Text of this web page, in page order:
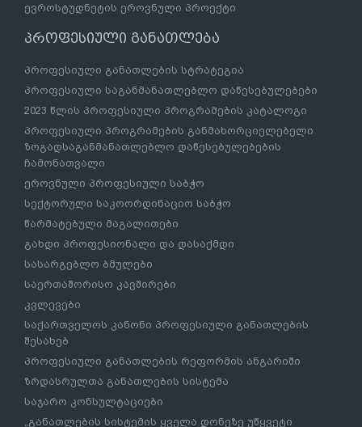
ევროსტუდნეტის ეროვნული პროექტი
პროფესიული განათლება
პროფესიული განათლების სტრატეგია
პროფესიული საგანმანათლებლო დაწესებულებები
2023 წლის პროფესიული პროგრამების კატალოგი
პროფესიული პროგრამების განმახორციელებელი
ზოგადსაგანმანათლებლო დაწესებულებების
ჩამონათვალი
ეროვნული პროფესიული საბჭო
სექტორული საკოორდინაციო საბჭო
წარმატებული მაგალითები
გახდი პროფესიონალი და დასაქმდი
სასარგებლო ბმულები
საერთაშორისო კავშირები
კვლევები
საქართველოს კანონი პროფესიული განათლების
შესახებ
პროფესიული განათლების რეფორმის ანგარიში
ზრდასრულთა განათლების სისტემა
საჯარო კონსულტაციები
„განათლების სისტემის ყველა დონეზე უწყვეტი